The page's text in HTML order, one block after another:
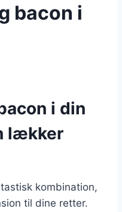
bacon i
i din
lækker
kombination,
til dine retter.